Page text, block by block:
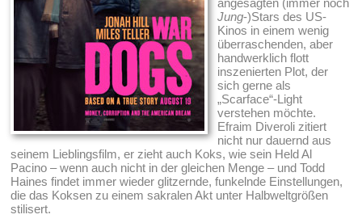
angesagten (immer noch
Jung-)Stars des US-
Kinos in einem wenig
überraschenden, aber
handwerklich flott
inszenierten Plot, der
sich gerne als
„Scarface“-Light
verstehen möchte.
Efraim Diveroli zitiert
nicht nur dauernd aus
seinem Lieblingsfilm, er zieht auch Koks, wie sein Held Al
Pacino – wenn auch nicht in der gleichen Menge – und Todd
Haines findet immer wieder glitzernde, funkelnde Einstellungen,
die das Koksen zu einem sakralen Akt unter Halbweltgrößen
stilisert.